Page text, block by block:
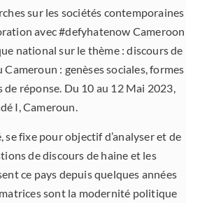
sur les sociétés contemporaines
avec #defyhatenow Cameroon
national sur le thème : discours de
Cameroun : genèses sociales, formes
de réponse. Du 10 au 12 Mai 2023,
I, Cameroun.
se fixe pour objectif d’analyser et de
de discours de haine et les
ce pays depuis quelques années
sont la modernité politique